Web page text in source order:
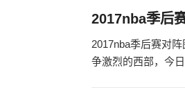
2017nba季后
2017nba季后赛对
争激烈的西部，今